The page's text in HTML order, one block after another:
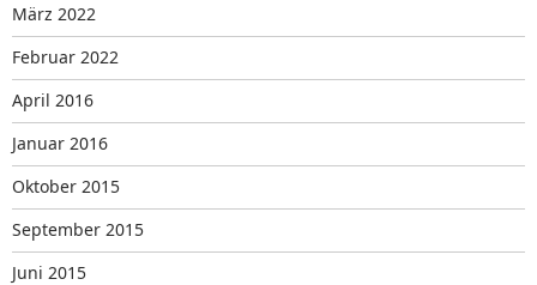
März 2022
Februar 2022
April 2016
Januar 2016
Oktober 2015
September 2015
Juni 2015